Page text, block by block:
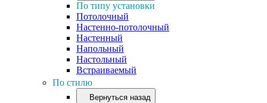
По типу установки
Потолочный
Настенно-потолочный
Настенный
Напольный
Настольный
Встраиваемый
По стилю
Вернуться назад